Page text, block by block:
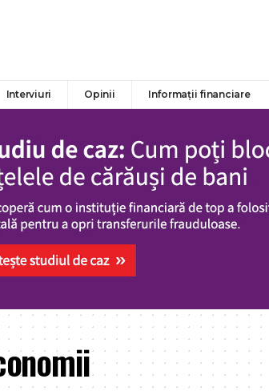
Interviuri Opinii Informații financiare